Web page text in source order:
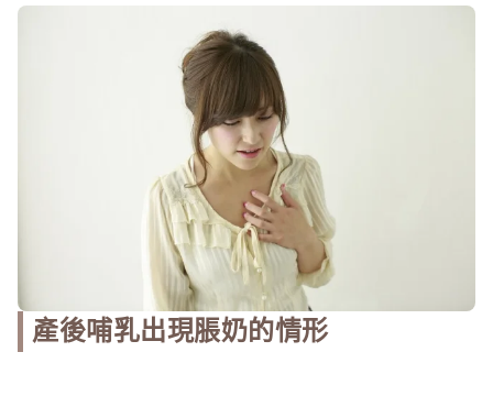
產後哺乳出現脹奶的情形